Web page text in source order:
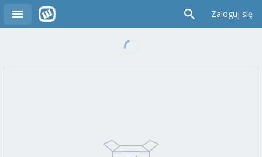
Zaloguj się